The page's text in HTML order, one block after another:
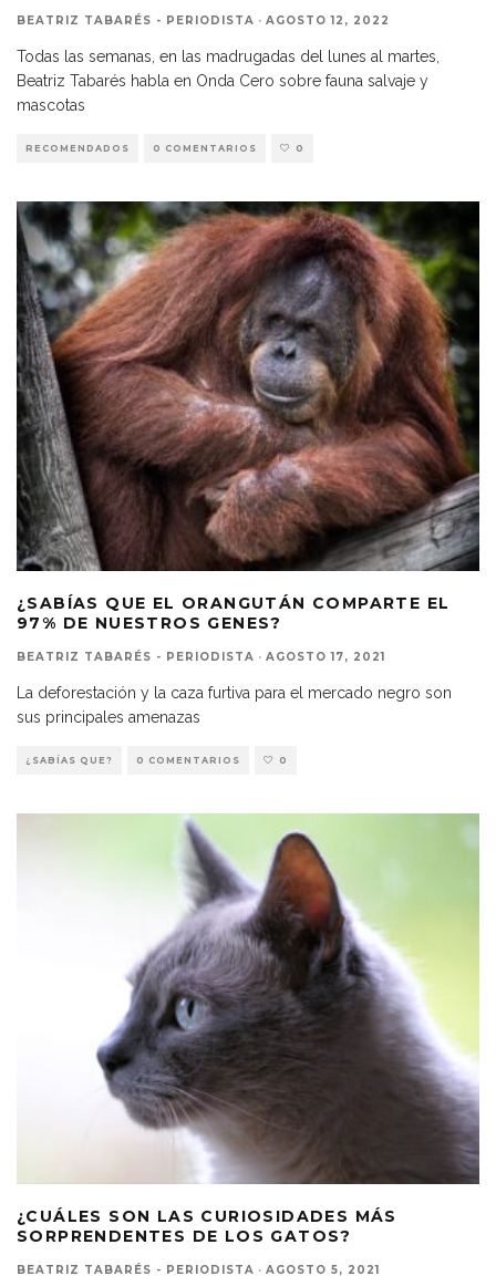
BEATRIZ TABARÉS - PERIODISTA · AGOSTO 12, 2022
Todas las semanas, en las madrugadas del lunes al martes,
Beatriz Tabarés habla en Onda Cero sobre fauna salvaje y
mascotas
RECOMENDADOS 0 COMENTARIOS 0
¿SABÍAS QUE EL ORANGUTÁN COMPARTE EL
97% DE NUESTROS GENES?
BEATRIZ TABARÉS - PERIODISTA · AGOSTO 17, 2021
La deforestación y la caza furtiva para el mercado negro son
sus principales amenazas
¿SABÍAS QUE? 0 COMENTARIOS 0
¿CUÁLES SON LAS CURIOSIDADES MÁS
SORPRENDENTES DE LOS GATOS?
BEATRIZ TABARÉS - PERIODISTA · AGOSTO 5, 2021